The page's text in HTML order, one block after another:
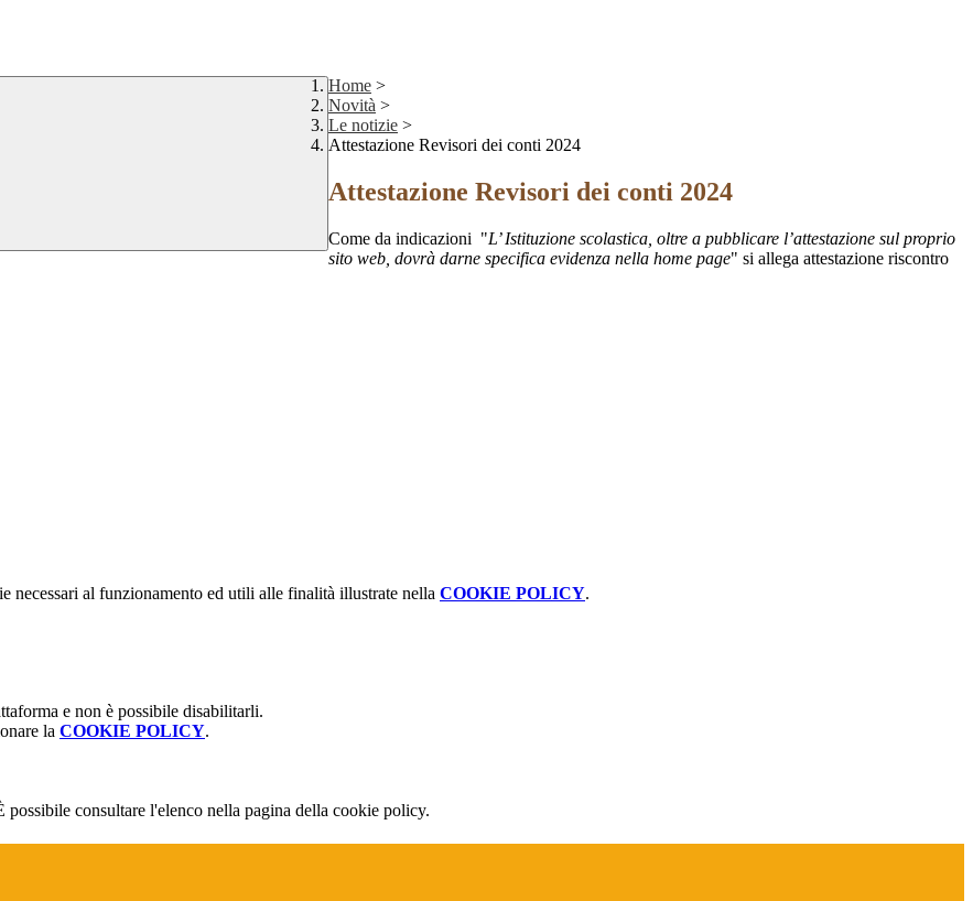
Home >
Novità >
Le notizie >
Attestazione Revisori dei conti 2024
Attestazione Revisori dei conti 2024
Come da indicazioni "L’ Istituzione scolastica, oltre a pubblicare l’attestazione sul proprio
sito web, dovrà darne specifica evidenza nella home page" si allega attestazione riscontro
necessari al funzionamento ed utili alle finalità illustrate nella COOKIE POLICY.
e non è possibile disabilitarli.
la COOKIE POLICY.
consultare l'elenco nella pagina della cookie policy.